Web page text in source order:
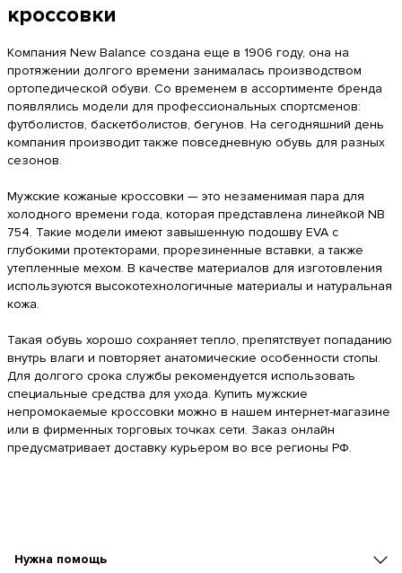
кроссовки
Компания New Balance создана еще в 1906 году, она на
протяжении долгого времени занималась производством
ортопедической обуви. Со временем в ассортименте бренда
появлялись модели для профессиональных спортсменов:
футболистов, баскетболистов, бегунов. На сегодняшний день
компания производит также повседневную обувь для разных
сезонов.
Мужские кожаные кроссовки — это незаменимая пара для
холодного времени года, которая представлена линейкой NB
754. Такие модели имеют завышенную подошву EVA с
глубокими протекторами, прорезиненные вставки, а также
утепленные мехом. В качестве материалов для изготовления
используются высокотехнологичные материалы и натуральная
кожа.
Такая обувь хорошо сохраняет тепло, препятствует попаданию
внутрь влаги и повторяет анатомические особенности стопы.
Для долгого срока службы рекомендуется использовать
специальные средства для ухода. Купить мужские
непромокаемые кроссовки можно в нашем интернет-магазине
или в фирменных торговых точках сети. Заказ онлайн
предусматривает доставку курьером во все регионы РФ.
Нужна помощь